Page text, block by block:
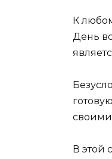
К
День
В этой